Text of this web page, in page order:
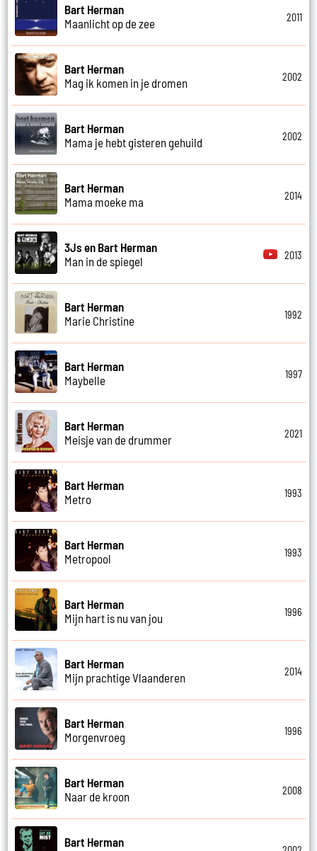
Bart Herman
Maanlicht op de zee
2011
Bart Herman
Mag ik komen in je dromen
2002
Bart Herman
Mama je hebt gisteren gehuild
2002
Bart Herman
Mama moeke ma
2014
3Js en Bart Herman
Man in de spiegel
2013
Bart Herman
Marie Christine
1992
Bart Herman
Maybelle
1997
Bart Herman
Meisje van de drummer
2021
Bart Herman
Metro
1993
Bart Herman
Metropool
1993
Bart Herman
Mijn hart is nu van jou
1996
Bart Herman
Mijn prachtige Vlaanderen
2014
Bart Herman
Morgenvroeg
1996
Bart Herman
Naar de kroon
2008
Bart Herman